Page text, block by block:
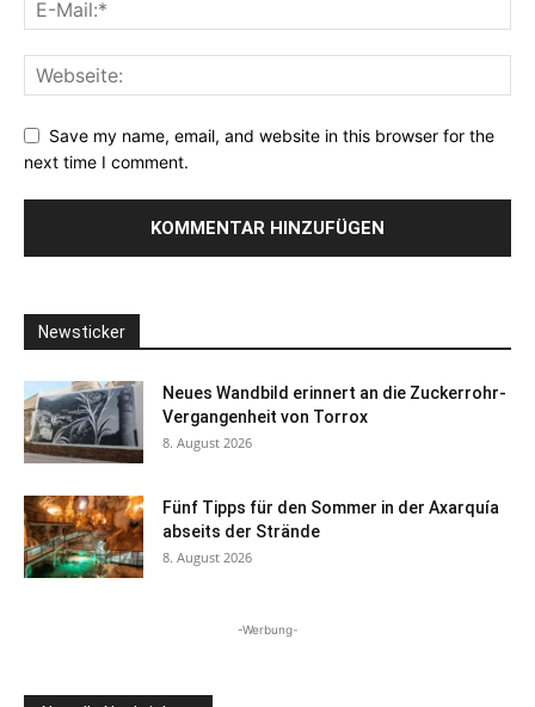
Save my name, email, and website in this browser for the
next time I comment.
Newsticker
Neues Wandbild erinnert an die Zuckerrohr-
Vergangenheit von Torrox
8. August 2026
Fünf Tipps für den Sommer in der Axarquía
abseits der Strände
8. August 2026
-Werbung-